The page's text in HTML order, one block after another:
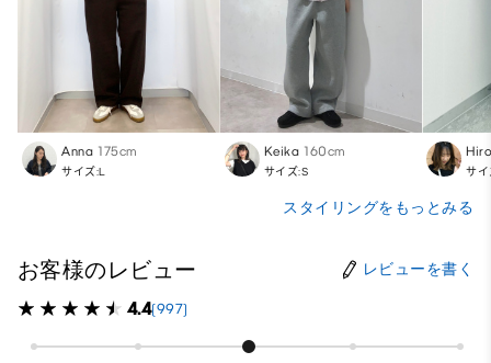
Anna 175cm
サイズ:L
Keika 160cm
サイズ:S サイ
スタイリングをもっとみる
お客様のレビュー レビューを書く
4.4(997)